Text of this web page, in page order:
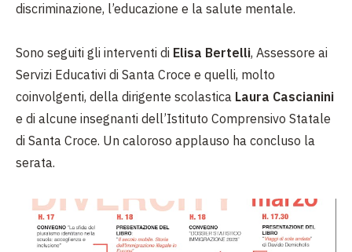
discriminazione, l’educazione e la salute mentale.
Sono seguiti gli interventi di Elisa Bertelli, Assessore ai
Servizi Educativi di Santa Croce e quelli, molto
coinvolgenti, della dirigente scolastica Laura Cascianini
e di alcune insegnanti dell’Istituto Comprensivo Statale
di Santa Croce. Un caloroso applauso ha concluso la
serata.